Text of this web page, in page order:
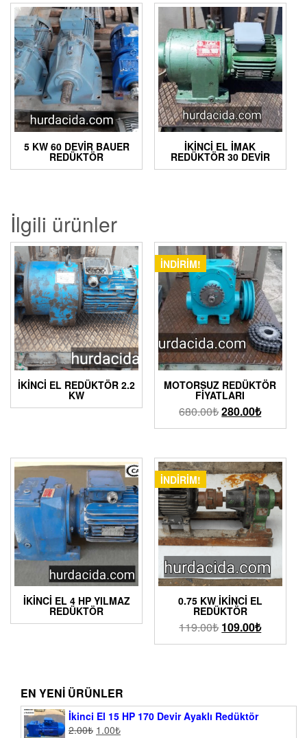
5 KW 60 DEVIR BAUER
REDÜKTÖR
İKINCI EL İMAK
REDÜKTÖR 30 DEVIR
İlgili ürünler
İKİNCİ EL REDÜKTÖR 2.2
KW
İNDIRIM!
MOTORSUZ REDÜKTÖR
FIYATLARI
680.00₺280.00₺
İKINCI EL 4 HP YILMAZ
REDÜKTÖR
İNDIRIM!
0.75 KW İKINCI EL
REDÜKTÖR
119.00₺ 109.00₺
EN YENI ÜRÜNLER
İkinci El 15 HP 170 Devir Ayaklı Redüktör
2.00₺ 1.00₺